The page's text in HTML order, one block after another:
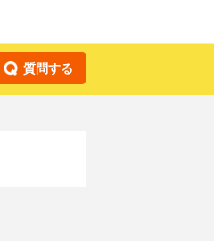
質問する